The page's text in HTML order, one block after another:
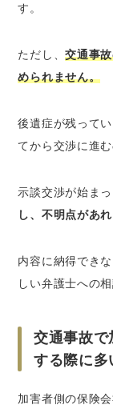
す。
ただし、交通事
められません。
後遺症が残って
てから交渉に進む
示談交渉が始ま
し、不明点があ
内容に納得でき
しい弁護士への
交通事故で
する際に多
加害者側の保険